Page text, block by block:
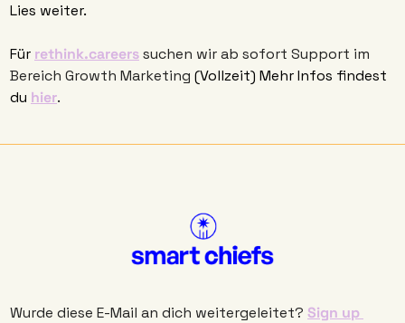
Lies weiter.
Für rethink.careers suchen wir ab sofort Support im
Bereich Growth Marketing (Vollzeit) Mehr Infos findest
du hier.
Wurde diese E-Mail an dich weitergeleitet? Sign up